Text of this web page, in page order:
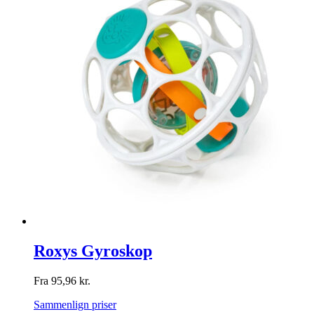
Roxys Gyroskop
Fra 95,96 kr.
Sammenlign priser